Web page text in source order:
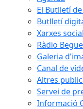
El Butlletí
Butlletí
Xarxes
Ràdio
Galeria
Canal de
Altres
Servei de
Informació